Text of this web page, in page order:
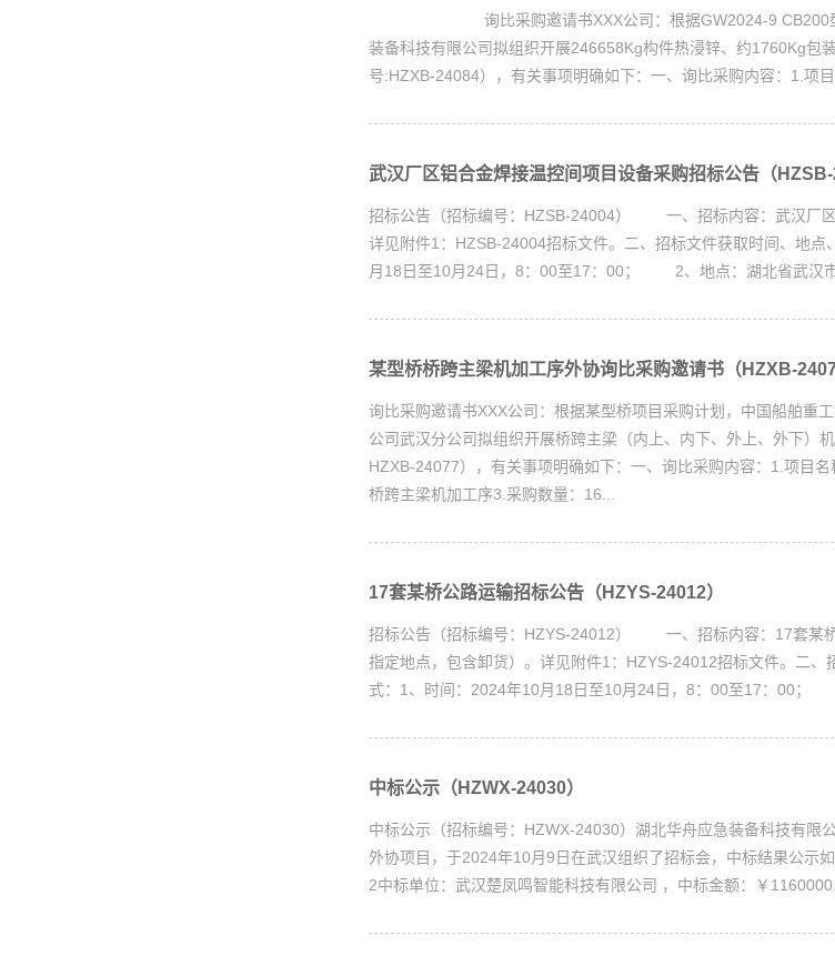
询比采购邀请书XXX公司：根据GW2024-9 CB200型钢
装备科技有限公司拟组织开展246658Kg构件热浸锌、约1760Kg包
号:HZXB-24084），有关事项明确如下：一、询比采购内容：1.项目
武汉厂区铝合金焊接温控间项目设备采购招标公告（HZSB-
招标公告（招标编号：HZSB-24004） 一、招标内容：武汉厂区
详见附件1：HZSB-24004招标文件。二、招标文件获取时间、地点
月18日至10月24日，8：00至17：00； 2、地点：湖北省武汉市
某型桥桥跨主梁机加工序外协询比采购邀请书（HZXB-
询比采购邀请书XXX公司：根据某型桥项目采购计划，中国船舶重
公司武汉分公司拟组织开展桥跨主梁（内上、内下、外上、外下）
HZXB-24077），有关事项明确如下：一、询比采购内容：1.项目名
桥跨主梁机加工序3.采购数量：16...
17套某桥公路运输招标公告（HZYS-24012）
招标公告（招标编号：HZYS-24012） 一、招标内容：17套某
指定地点，包含卸货）。详见附件1：HZYS-24012招标文件。二、
式：1、时间：2024年10月18日至10月24日，8：00至17：00；
中标公示（HZWX-24030）
中标公示（招标编号：HZWX-24030）湖北华舟应急装备科技有限
外协项目，于2024年10月9日在武汉组织了招标会，中标结果公示
2中标单位：武汉楚凤鸣智能科技有限公司 ，中标金额：